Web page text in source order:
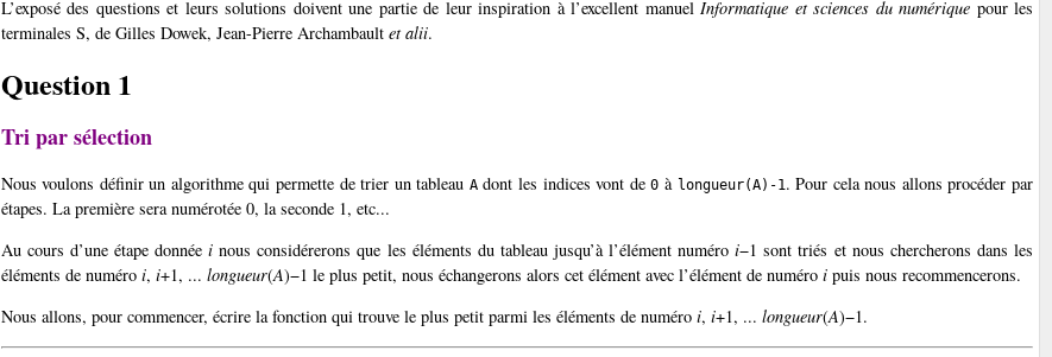
L’exposé des questions et leurs solutions doivent une partie de leur inspiration à l’excellent manuelInformatique et sciences du numérique pour les
terminales S, de Gilles Dowek, Jean-Pierre Archambault et alii.
Question 1
Tri par sélection
Nous voulons définir un algorithme qui permette de trier un tableau Adont les indices vont de0 à longueur(A)-1 . Pour cela nous allons procéder par
étapes. La première sera numérotée 0, la seconde 1, etc...
Au cours d’une étape donnéei nous considérerons que les éléments du tableau jusqu’à l’élément numéroi−1 sont triés et nous chercherons dans les
éléments de numéro i, i+1, ... longueur(A)−1 le plus petit, nous échangerons alors cet élément avec l’élément de numéro ipuis nous recommencerons.
Nous allons, pour commencer, écrire la fonction qui trouve le plus petit parmi les éléments de numéro i, i+1, ... longueur(A)−1.